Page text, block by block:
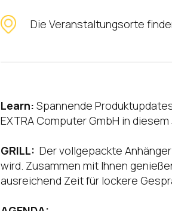
Die Veranstaltungsorte
Learn: Spannende
EXTRA Computer GmbH in
GRILL: Der vollgepackte
wird. Zusammen mit Ihnen
ausreichend Zeit für lockere